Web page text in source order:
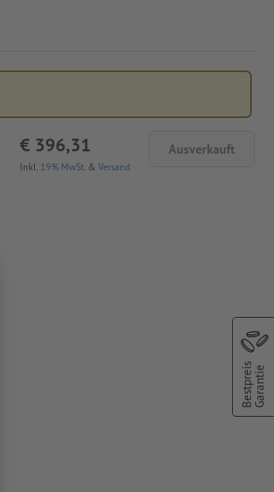
Inkl. 19% MwSt. & Versand
€ 396,31 Ausverkauft
BestpreisGarantie